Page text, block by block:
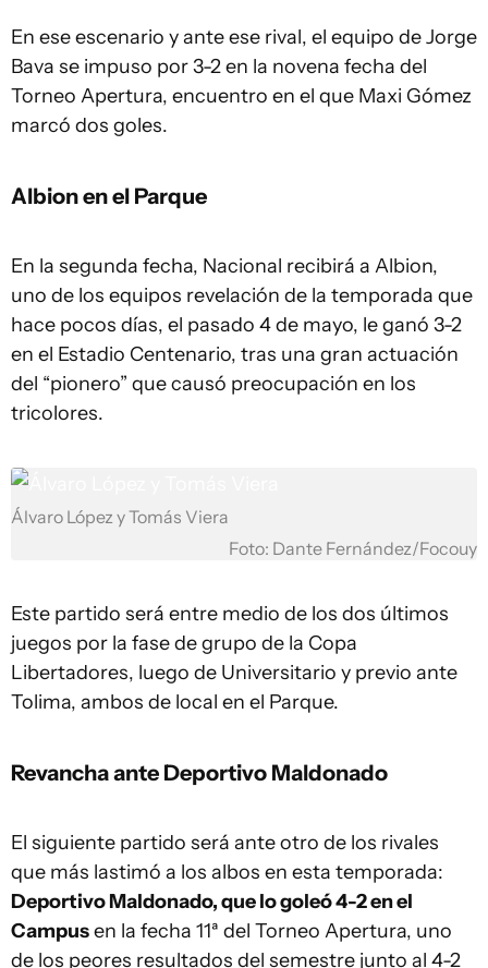
En ese escenario y ante ese rival, el equipo de Jorge
Bava se impuso por 3-2 en la novena fecha del
Torneo Apertura, encuentro en el que Maxi Gómez
marcó dos goles.
Albion en el Parque
En la segunda fecha, Nacional recibirá a Albion,
uno de los equipos revelación de la temporada que
hace pocos días, el pasado 4 de mayo, le ganó 3-2
en el Estadio Centenario, tras una gran actuación
del “pionero” que causó preocupación en los
tricolores.
Álvaro López y Tomás Viera
Foto: Dante Fernández/Focouy
Este partido será entre medio de los dos últimos
juegos por la fase de grupo de la Copa
Libertadores, luego de Universitario y previo ante
Tolima, ambos de local en el Parque.
Revancha ante Deportivo Maldonado
El siguiente partido será ante otro de los rivales
que más lastimó a los albos en esta temporada:
Deportivo Maldonado, que lo goleó 4-2 en el
Campusen la fecha 11ª del Torneo Apertura, uno
de los peores resultados del semestre junto al 4-2